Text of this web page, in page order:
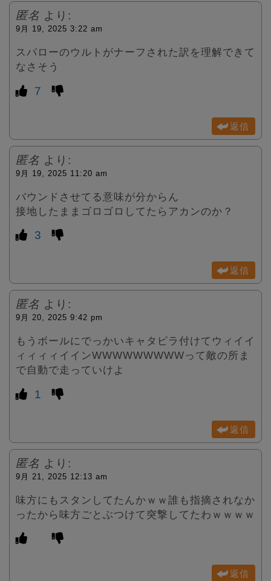
匿名 より:
9月 19, 2025 3:22 am
スパローのウルトがナーフされた訳を理解できて
なさそう
7
返信
匿名 より:
9月 19, 2025 11:20 am
バウンドさせてる意味が分からん
接地したままゴロゴロしてたらアカンのか？
3
返信
匿名 より:
9月 20, 2025 9:42 pm
もうボールにでっかいキャタピラ付けてウィイイ
ィィィィイインWWWWWWWWWって敵の所ま
で自動で走っていけよ
1
返信
匿名 より:
9月 21, 2025 12:13 am
味方にもスタンしてたんかｗｗ誰も指摘されなか
ったから味方ごとぶつけて突撃してたわｗｗｗｗ
返信